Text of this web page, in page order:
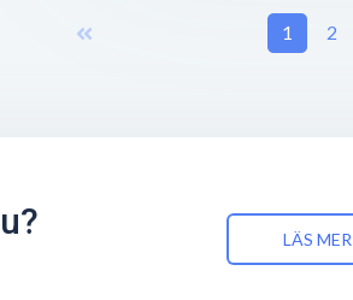
1 2
LÄS MER